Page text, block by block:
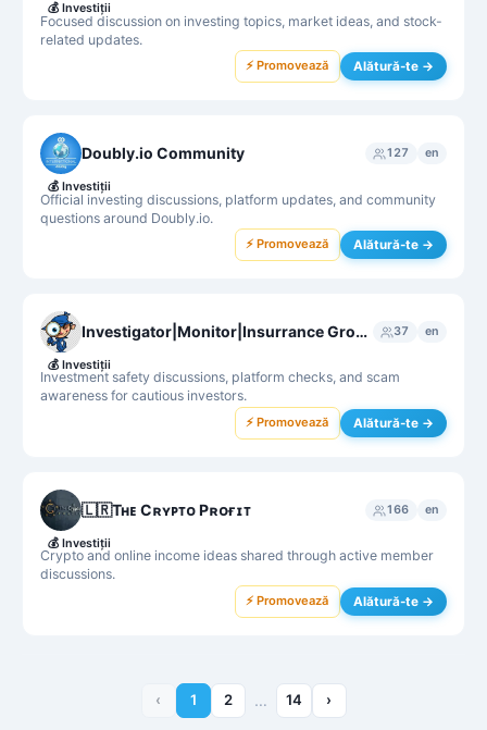
Focused discussion on investing topics, market ideas, and stock-
related updates.
💰 Investiții
⚡ Promovează Alătură-te →
Doubly.io Community 127 en
Official investing discussions, platform updates, and community
questions around Doubly.io.
💰 Investiții
⚡ Promovează Alătură-te →
Investigator|Monitor|Insurrance Group 37 en
Investment safety discussions, platform checks, and scam
awareness for cautious investors.
💰 Investiții
⚡ Promovează Alătură-te →
🇱🇷Tʜᴇ Cʀʏᴘᴛᴏ Pʀᴏғɪᴛ 166 en
Crypto and online income ideas shared through active member
discussions.
💰 Investiții
⚡ Promovează Alătură-te →
‹ 1 2 … 14 ›